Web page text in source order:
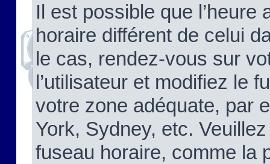
Il est possible que
horaire différent de celui
le cas, rendez-vous sur
l’utilisateur et modifiez le
votre zone adéquate, par
York, Sydney, etc.
fuseau horaire, comme la